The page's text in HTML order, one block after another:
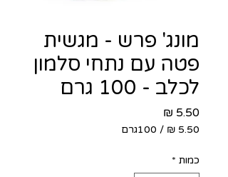
מונג' פרש - מגשית
פטה עם נתחי סלמון
לכלב - 100 גרם
/ 100גרם
לכל
100
כמות *